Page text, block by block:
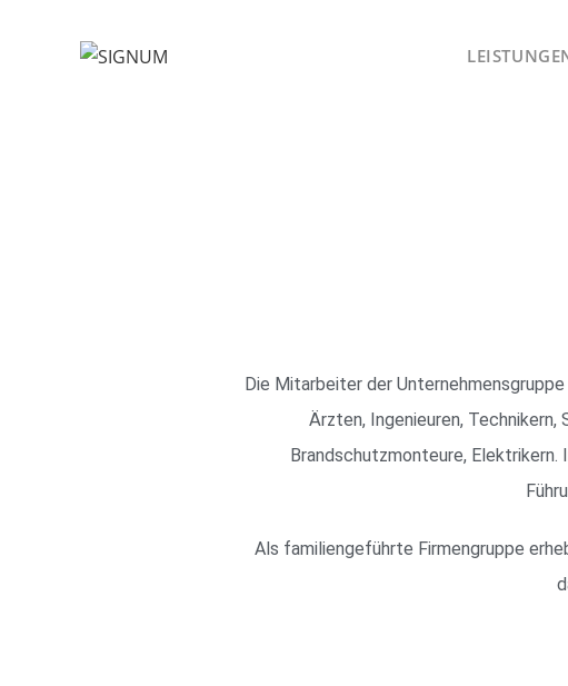
Die Mitarbeiter der
Ärzten, Ingenieuren,
Brandschutzmonteure, Elektrikern.
Als familiengeführte Firmengruppe